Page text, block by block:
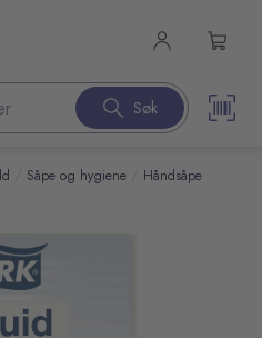
Søk
Såpe og hygiene Håndsåpe